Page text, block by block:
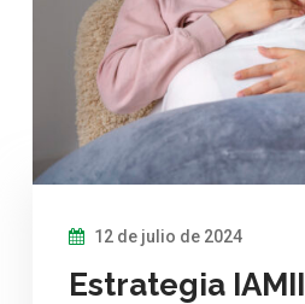
12 de julio de 2024
Estrategia IAMII